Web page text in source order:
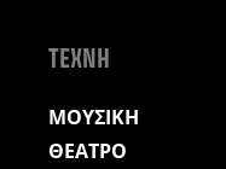
ΤΕΧΝΗ
ΜΟΥΣΙΚΗ
ΘΕΑΤΡΟ